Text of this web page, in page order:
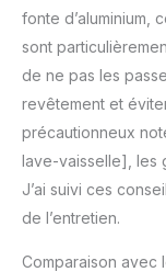
fonte d’aluminium,
sont
de ne pas les
revêtement et
précautionneux
lave-vaisselle], les
J’ai suivi ces
de l’entretien.
Comparaison avec